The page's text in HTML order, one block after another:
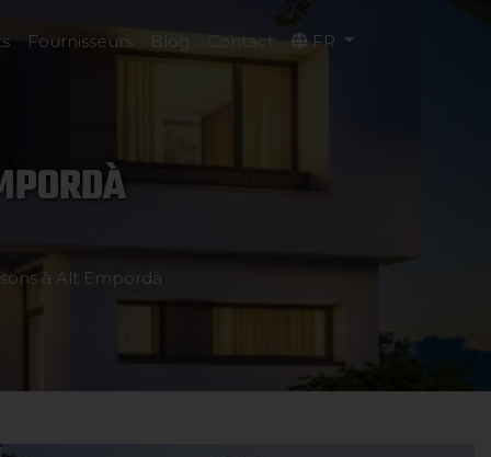
Fournisseurs Blog Contact FR
à Alt Empordà